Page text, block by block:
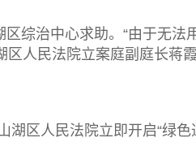
综治中心求助。“由于无
区人民法院立案庭副庭长蒋
区人民法院立即开启“绿色